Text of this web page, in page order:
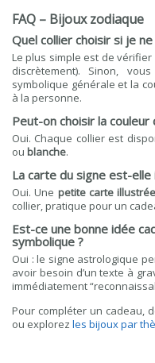
FAQ – Bijoux zodiaque
Quel collier choisir si je
Le plus simple est de
discrètement). Sinon,
symbolique générale et la
à la personne.
Peut-on choisir la couleur
Oui. Chaque collier est
ou blanche.
La carte du signe est-elle
Oui. Une petite carte
collier, pratique pour un
Est-ce une bonne idée
symbolique ?
Oui : le signe astrologique
avoir besoin d’un texte à
immédiatement
Pour compléter un cadeau,
ou explorez les bijoux par